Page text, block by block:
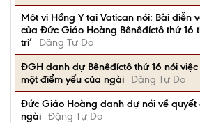
Một vị Hồng Y tại Vatican nói: Bài diễn
của Đức Giáo Hoàng Bênêđíctô thứ 16
tri’ Đặng Tự Do
ĐGH danh dự Bênêđíctô thứ 16 nói
một điểm yếu của ngài Đặng Tự Do
Đức Giáo Hoàng danh dự nói về quyết
ngài Đặng Tự Do